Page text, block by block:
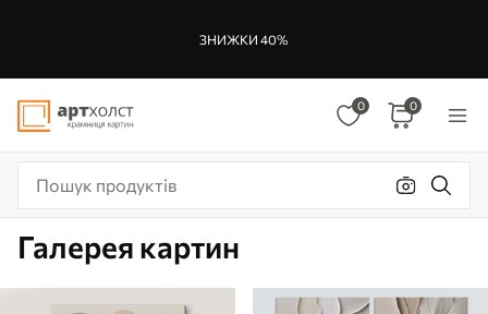
ЗНИЖКИ 40%
0 0
Галерея картин